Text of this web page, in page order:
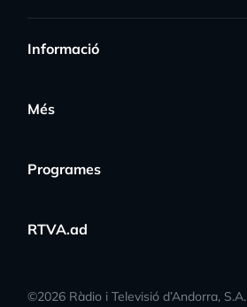
Informació
Més
Programes
RTVA.ad
©2026 Ràdio i Televisió d’Andorra, S.A.